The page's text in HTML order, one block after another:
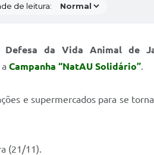
de leitura:
da Vida Animal de
Campanha “NatAU Solidário”
e supermercados para se
(21/11).